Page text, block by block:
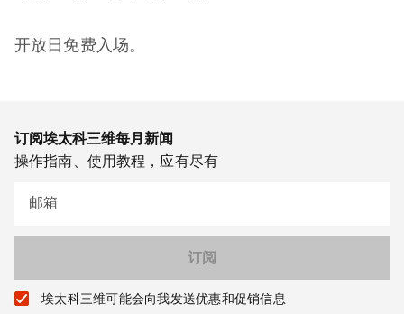
开放日免费入场。
订阅埃太科三维每月新闻
操作指南、使用教程，应有尽有
邮箱
埃太科三维可能会向我发送优惠和促销信息